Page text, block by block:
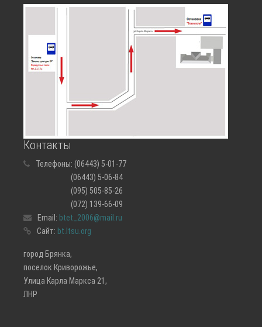
Контакты
Телефоны: (06443) 5-01-77
(06443) 5-06-84
(095) 505-85-26
(072) 139-66-09
Email: btet_2006@mail.ru
Сайт: bt.ltsu.org
город Брянка,
поселок Криворожье,
Улица Карла Маркса 21,
ЛНР